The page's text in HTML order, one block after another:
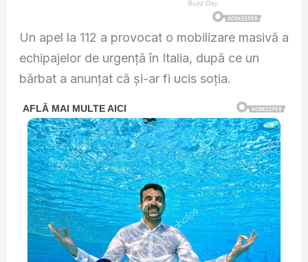
Un apel la 112 a provocat o mobilizare masivă a
echipajelor de urgență în Italia, după ce un
bărbat a anunțat că și-ar fi ucis soția.